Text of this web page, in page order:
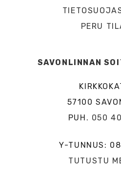
PERU
SAVONLINNAN
57100
PUH. 050
Y-TUNNUS:
TUTUSTU